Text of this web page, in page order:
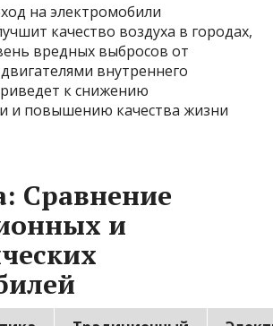
на электромобили
качество воздуха в городах,
вредных выбросов от
внутреннего
к снижению
и повышению качества жизни
Сравнение
и